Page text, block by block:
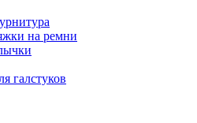
на ремни
галстуков